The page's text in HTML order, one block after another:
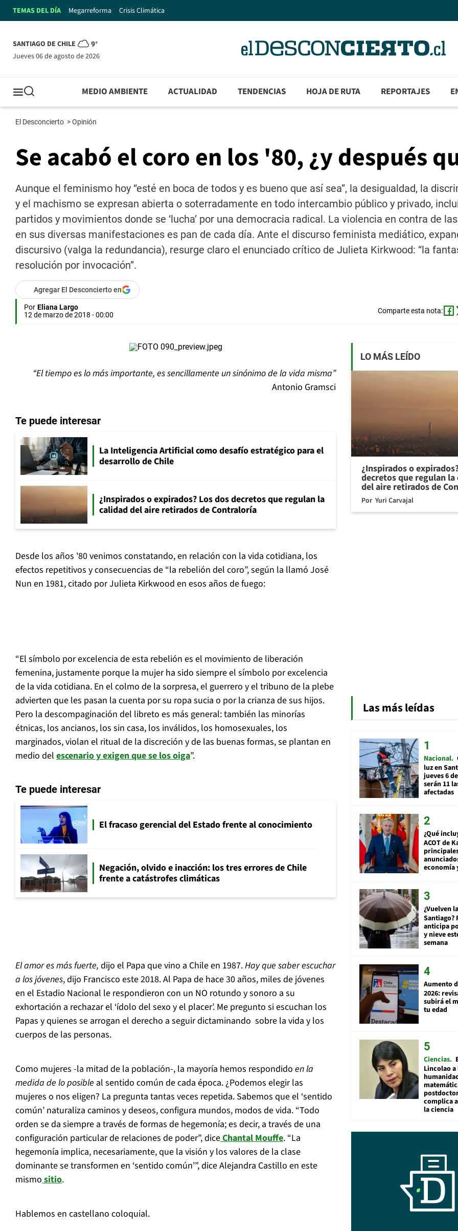
TEMAS DEL DÍA Megarreforma Crisis Climática
SANTIAGO DE CHILE 9°
jueves 06 de agosto de 2026
MEDIO AMBIENTE ACTUALIDAD TENDENCIAS HOJA DE RUTA REPORTAJES
El Desconcierto >Opinión
Se acabó el coro en los '80, ¿y después
Aunque el feminismo hoy “esté en boca de todos y es bueno que así sea”, la desigualdad, la
y el machismo se expresan abierta o soterradamente en todo intercambio público y privado,
partidos y movimientos donde se ‘lucha’ por una democracia radical. La violencia en contra de
en sus diversas manifestaciones es pan de cada día. Ante el discurso feminista mediático,
discursivo (valga la redundancia), resurge claro el enunciado crítico de Julieta Kirkwood: “la
resolución por invocación”.
Agregar El Desconcierto en
Por Eliana Largo
12 de marzo de 2018 - 00:00
Comparte esta nota:
“El tiempo es lo más importante, es sencillamente un sinónimo de la vida misma”
Antonio Gramsci
Te puede interesar
La Inteligencia Artificial como desafío estratégico para el
desarrollo de Chile
¿Inspirados o expirados? Los dos decretos que regulan la
calidad del aire retirados de Contraloría
Desde los años '80 venimos constatando, en relación con la vida cotidiana, los
efectos repetitivos y consecuencias de “la rebelión del coro”, según la llamó José
Nun en 1981, citado por Julieta Kirkwood en esos años de fuego:
“El símbolo por excelencia de esta rebelión es el movimiento de liberación
femenina, justamente porque la mujer ha sido siempre el símbolo por excelencia
de la vida cotidiana. En el colmo de la sorpresa, el guerrero y el tribuno de la plebe
advierten que les pasan la cuenta por su ropa sucia o por la crianza de sus hijos.
Pero la descompaginación del libreto es más general: también las minorías
étnicas, los ancianos, los sin casa, los inválidos, los homosexuales, los
marginados, violan el ritual de la discreción y de las buenas formas, se plantan en
medio del escenario y exigen que se los oiga”.
Te puede interesar
El fracaso gerencial del Estado frente al conocimiento
Negación, olvido e inacción: los tres errores de Chile
frente a catástrofes climáticas
El amor es más fuerte, dijo el Papa que vino a Chile en 1987.Hay que saber escuchar
a los jóvenes, dijo Francisco este 2018. Al Papa de hace 30 años, miles de jóvenes
en el Estadio Nacional le respondieron con un NO rotundo y sonoro a su
exhortación a rechazar el ‘ídolo del sexo y el placer’. Me pregunto si escuchan los
Papas y quienes se arrogan el derecho a seguir dictaminando sobre la vida y los
cuerpos de las personas.
Como mujeres -la mitad de la población-, la mayoría hemos respondido en la
medida de lo posible al sentido común de cada época. ¿Podemos elegir las
mujeres o nos eligen? La pregunta tantas veces repetida. Sabemos que el ‘sentido
común’ naturaliza caminos y deseos, configura mundos, modos de vida. “Todo
orden se da siempre a través de formas de hegemonía; es decir, a través de una
configuración particular de relaciones de poder”, diceChantal Mouffe. “La
hegemonía implica, necesariamente, que la visión y los valores de la clase
dominante se transformen en ‘sentido común’”, dice Alejandra Castillo en este
mismositio.
Hablemos en castellano coloquial.
LO MÁS LEÍDO
¿Inspirados o
decretos que regulan la
del aire retirados de
Por Yuri Carvajal
Las más leídas
Nacional
luz en
jueves 6
serán 11
afectadas
¿Qué
ACOT de
economía
¿Vuelven
Santiago?
anticipa
y nieve
semana
Aumento
2026:
subirá el
tu edad
Ciencias
Lincolao a
complica
la ciencia